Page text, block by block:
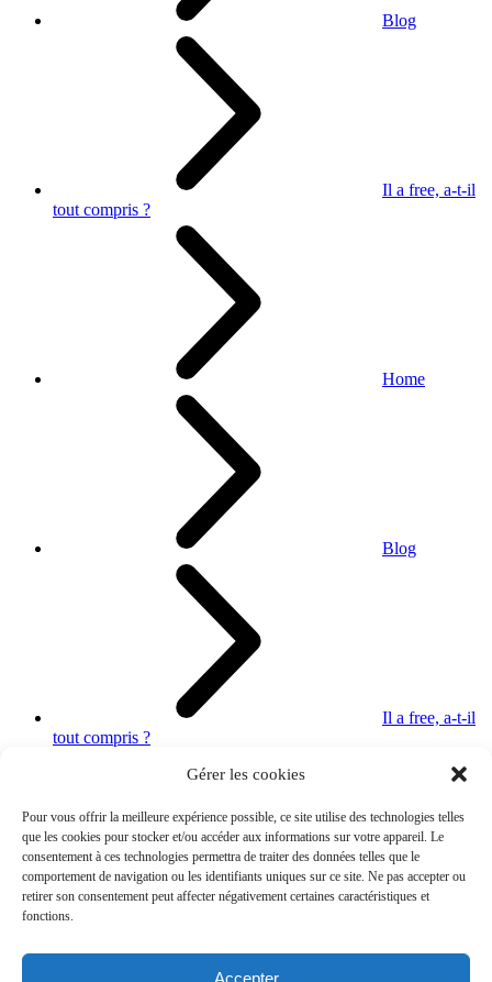
Gérer les cookies
Pour vous offrir la meilleure expérience possible, ce site utilise des technologies telles
que les cookies pour stocker et/ou accéder aux informations sur votre appareil. Le
consentement à ces technologies permettra de traiter des données telles que le
comportement de navigation ou les identifiants uniques sur ce site. Ne pas accepter ou
retirer son consentement peut affecter négativement certaines caractéristiques et
fonctions.
Accepter
Blog
Il a free, a-t-il
tout compris ?
Home
Blog
Il a free, a-t-il
tout compris ?